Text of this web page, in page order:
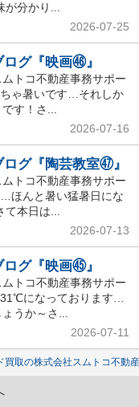
分かり...
2026-07-25
グ『映画㊻』
トコ不動産事務サポー
ゃ暑いです…それしか
す！さ...
2026-07-16
グ『陶芸教室㊼』
トコ不動産事務サポー
ほんと暑い猛暑日にな
本日は...
2026-07-13
グ『映画㊺』
トコ不動産事務サポー
になっております…
うか～さ...
2026-07-11
取の株式会社スムトコ不動